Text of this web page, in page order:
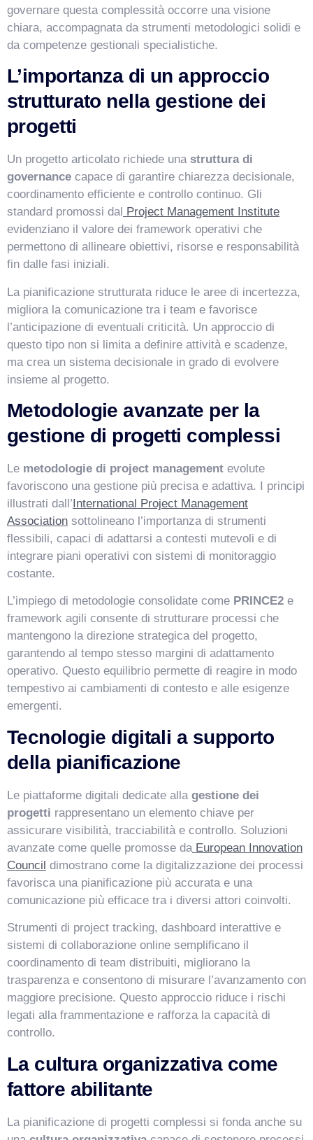
governare questa complessità occorre una visione
chiara, accompagnata da strumenti metodologici solidi e
da competenze gestionali specialistiche.
L’importanza di un approccio
strutturato nella gestione dei
progetti
Un progetto articolato richiede una struttura di
governance capace di garantire chiarezza decisionale,
coordinamento efficiente e controllo continuo. Gli
standard promossi dal Project Management Institute
evidenziano il valore dei framework operativi che
permettono di allineare obiettivi, risorse e responsabilità
fin dalle fasi iniziali.
La pianificazione strutturata riduce le aree di incertezza,
migliora la comunicazione tra i team e favorisce
l’anticipazione di eventuali criticità. Un approccio di
questo tipo non si limita a definire attività e scadenze,
ma crea un sistema decisionale in grado di evolvere
insieme al progetto.
Metodologie avanzate per la
gestione di progetti complessi
Le metodologie di project management evolute
favoriscono una gestione più precisa e adattiva. I principi
illustrati dall’International Project Management
Association sottolineano l’importanza di strumenti
flessibili, capaci di adattarsi a contesti mutevoli e di
integrare piani operativi con sistemi di monitoraggio
costante.
L’impiego di metodologie consolidate come PRINCE2 e
framework agili consente di strutturare processi che
mantengono la direzione strategica del progetto,
garantendo al tempo stesso margini di adattamento
operativo. Questo equilibrio permette di reagire in modo
tempestivo ai cambiamenti di contesto e alle esigenze
emergenti.
Tecnologie digitali a supporto
della pianificazione
Le piattaforme digitali dedicate alla gestione dei
progetti rappresentano un elemento chiave per
assicurare visibilità, tracciabilità e controllo. Soluzioni
avanzate come quelle promosse da European Innovation
Council dimostrano come la digitalizzazione dei processi
favorisca una pianificazione più accurata e una
comunicazione più efficace tra i diversi attori coinvolti.
Strumenti di project tracking, dashboard interattive e
sistemi di collaborazione online semplificano il
coordinamento di team distribuiti, migliorano la
trasparenza e consentono di misurare l’avanzamento con
maggiore precisione. Questo approccio riduce i rischi
legati alla frammentazione e rafforza la capacità di
controllo.
La cultura organizzativa come
fattore abilitante
La pianificazione di progetti complessi si fonda anche su
VismarChat AI Agent
Salve! Sono VismarChat, l'agente AI di Vismarcorp. In
cosa possiamo esserti utile?